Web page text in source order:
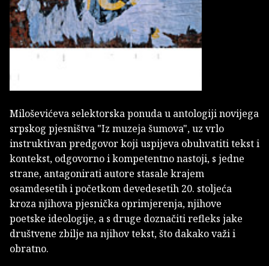
Miloševićeva selektorska ponuda u antologiji novijega
srpskog pjesništva "Iz muzeja šumova", uz vrlo
instruktivan predgovor koji uspijeva obuhvatiti tekst i
kontekst, odgovorno i kompetentno nastoji, s jedne
strane, antagonirati autore stasale krajem
osamdesetih i početkom devedesetih 20. stoljeća
kroza njihova pjesnička oprimjerenja, njihove
poetske ideologije, a s druge doznačiti refleks jake
društvene zbilje na njihov tekst, što dakako važi i
obratno.